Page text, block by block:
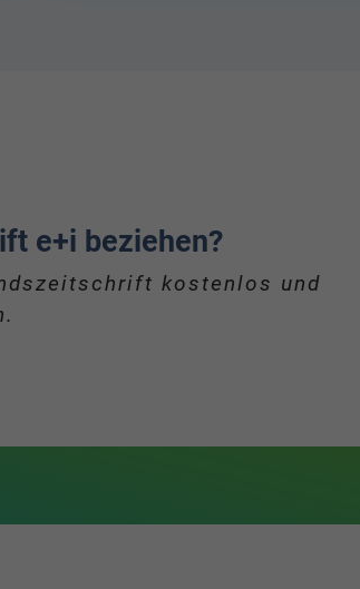
e+i beziehen?
kostenlos und